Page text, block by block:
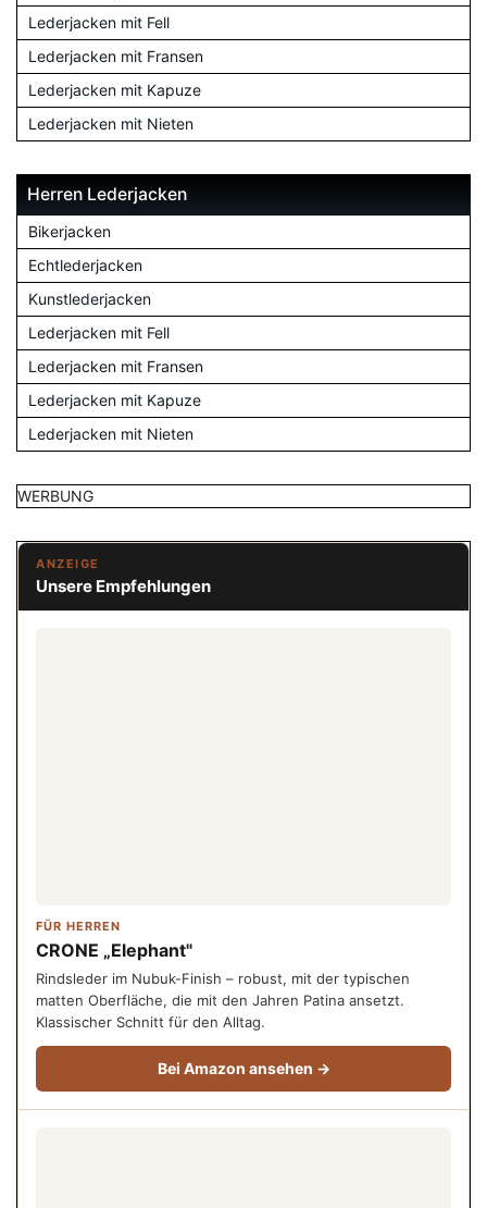
Lederjacken mit Fell
Lederjacken mit Fransen
Lederjacken mit Kapuze
Lederjacken mit Nieten
Herren Lederjacken
Bikerjacken
Echtlederjacken
Kunstlederjacken
Lederjacken mit Fell
Lederjacken mit Fransen
Lederjacken mit Kapuze
Lederjacken mit Nieten
WERBUNG
ANZEIGE
Unsere Empfehlungen
FÜR HERREN
CRONE „Elephant"
Rindsleder im Nubuk-Finish – robust, mit der typischen
matten Oberfläche, die mit den Jahren Patina ansetzt.
Klassischer Schnitt für den Alltag.
Bei Amazon ansehen →